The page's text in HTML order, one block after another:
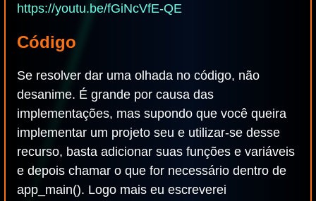
https://youtu.be/fGiNcVfE-QE
Código
Se resolver dar uma olhada no código, não
desanime. É grande por causa das
implementações, mas supondo que você queira
implementar um projeto seu e utilizar-se desse
recurso, basta adicionar suas funções e variáveis
e depois chamar o que for necessário dentro de
app_main(). Logo mais eu escreverei